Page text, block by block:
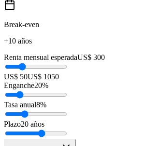
Break-even
+10 años
Renta mensual esperadaUS$ 300
US$ 50US$ 1050
Enganche20%
Tasa anual8%
Plazo20 años